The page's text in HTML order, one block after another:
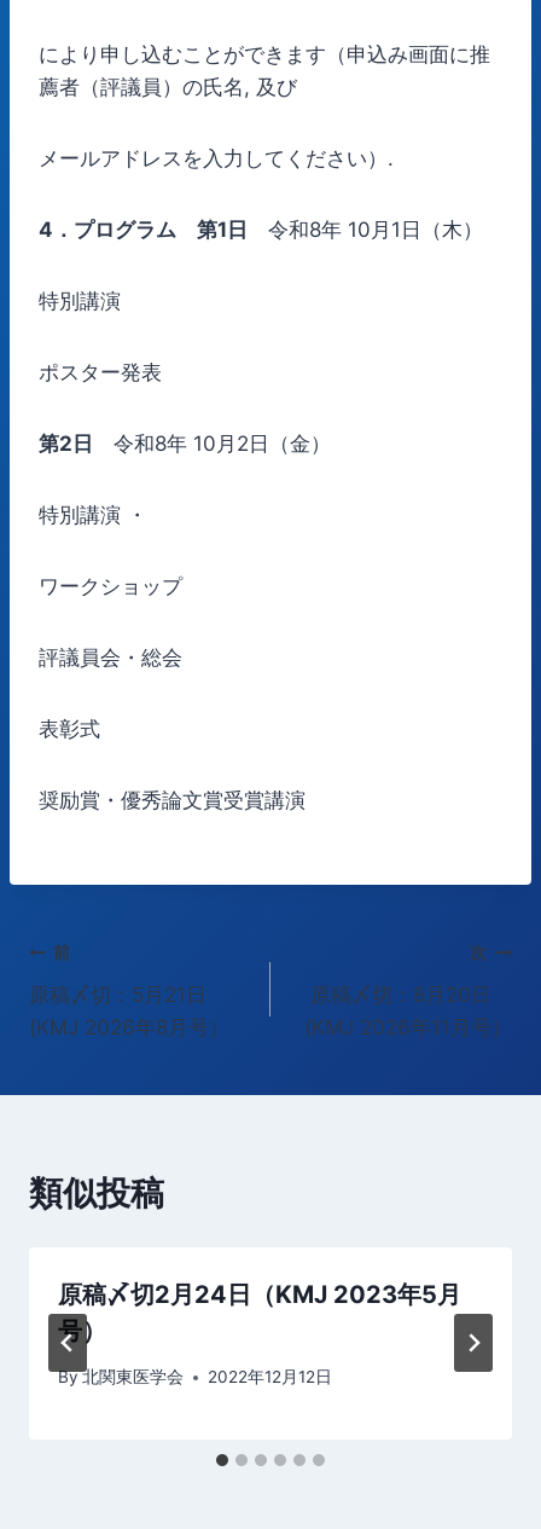
により申し込むことができます（申込み画面に推
薦者（評議員）の氏名, 及び
メールアドレスを入力してください）.
4 ．プログラム 第1日 令和8年 10月1日（木）
特別講演
ポスター発表
第2日 令和8年 10月2日（金）
特別講演 ・
ワークショップ
評議員会・総会
表彰式
奨励賞・優秀論文賞受賞講演
投
稿
ー
ョ
ン
前
原稿〆切：5月21日
(KMJ 2026年8月号）
次
原稿〆切：8月20日
(KMJ 2026年11月号）
類似投稿
原稿〆切2月24日（KMJ 2023年5月
号）
By北関東医学会 2022年12月12日